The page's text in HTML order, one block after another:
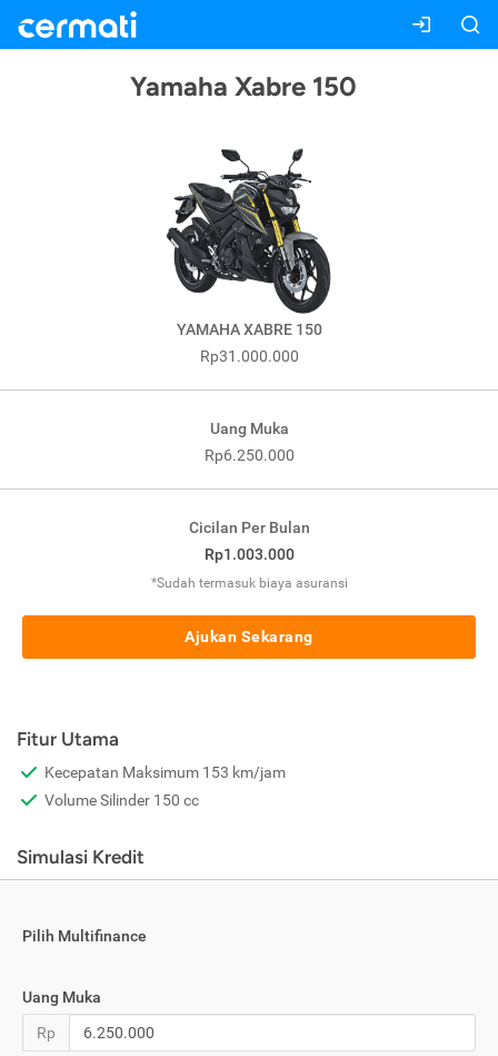
Yamaha Xabre 150
YAMAHA XABRE 150
Rp31.000.000
Uang Muka
Rp6.250.000
Cicilan Per Bulan
Rp1.003.000
*Sudah termasuk biaya asuransi
Ajukan Sekarang
Fitur Utama
Kecepatan Maksimum 153 km/jam
Volume Silinder 150 cc
Simulasi Kredit
Pilih Multifinance
Uang Muka
Rp